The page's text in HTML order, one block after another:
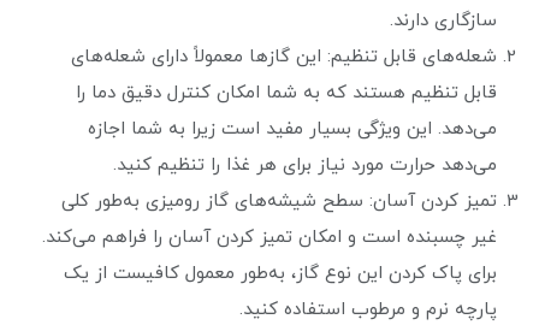
سازگاری دارند.
شعله‌های قابل تنظیم: این گازها معمولاً دارای شعله‌های
قابل تنظیم هستند که به شما امکان کنترل دقیق دما را
می‌دهد. این ویژگی بسیار مفید است زیرا به شما اجازه
می‌دهد حرارت مورد نیاز برای هر غذا را تنظیم کنید.
تمیز کردن آسان: سطح شیشه‌های گاز رومیزی به‌طور کلی
غیر چسبنده است و امکان تمیز کردن آسان را فراهم می‌کند.
برای پاک کردن این نوع گاز، به‌طور معمول کافیست از یک
پارچه نرم و مرطوب استفاده کنید.